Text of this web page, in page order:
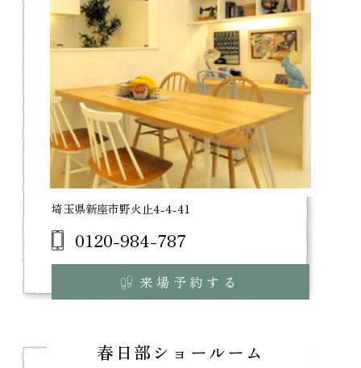
埼玉県新座市野火止4-4-41
0120-984-787
来場予約する
春日部ショールーム